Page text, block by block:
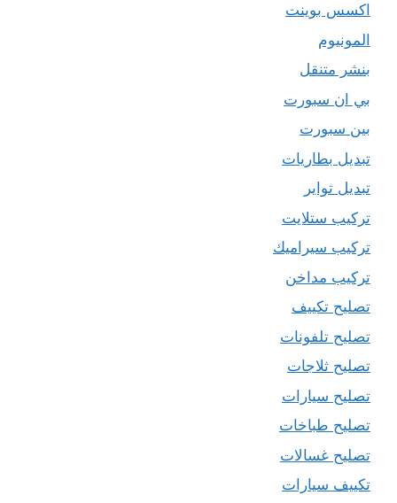
اكسس بوينت
المونيوم
بنشر متنقل
بي ان سبورت
بين سبورت
تبديل بطاريات
تبديل تواير
تركيب ستلايت
تركيب سيراميك
تركيب مداخن
تصليح تكييف
تصليح تلفونات
تصليح ثلاجات
تصليح سيارات
تصليح طباخات
تصليح غسالات
تكييف سيارات